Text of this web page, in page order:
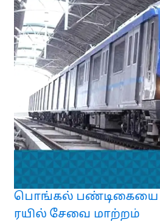
பொங்கல் பண்டிகையை
ரயில் சேவை மாற்றம்